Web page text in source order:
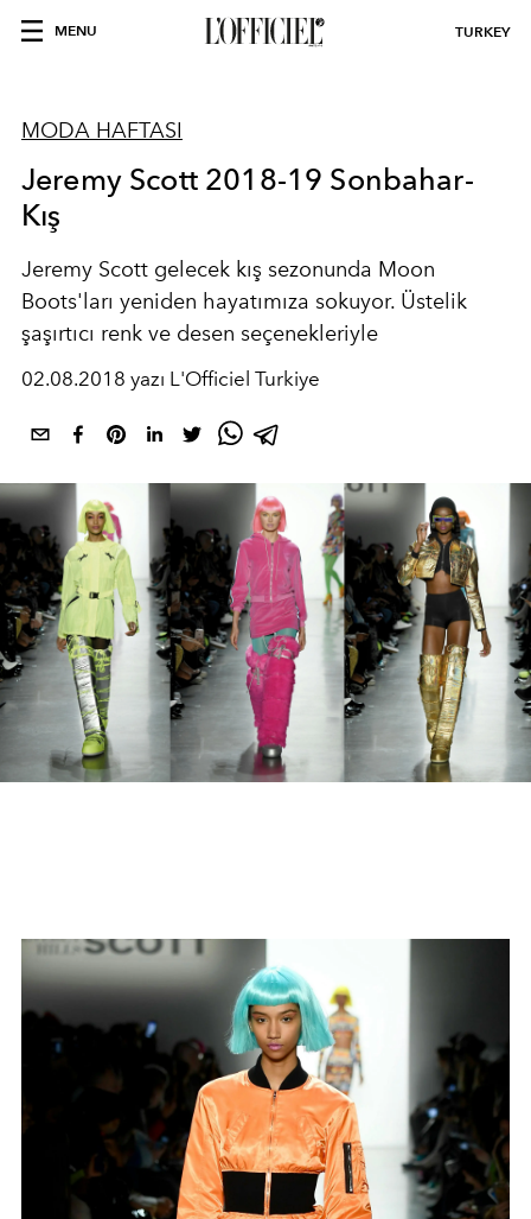
MENU TURKEY
MODA HAFTASI
Jeremy Scott 2018-19 Sonbahar-
Kış
Jeremy Scott gelecek kış sezonunda Moon
Boots'ları yeniden hayatımıza sokuyor. Üstelik
şaşırtıcı renk ve desen seçenekleriyle
02.08.2018 yazı L'Officiel Turkiye